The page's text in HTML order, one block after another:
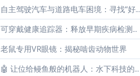
自主驾驶汽车与道路电车困境：寻找“好...
可穿戴健康追踪器：释放早期疾病检测...
老鼠专用VR眼镜：揭秘啮齿动物世界
🤖 让位给鳗鱼般的机器人：水下科技的...